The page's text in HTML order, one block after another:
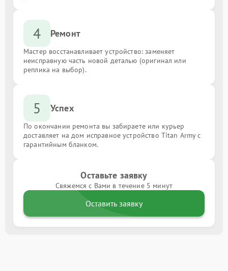
4 Ремонт
Мастер восстанавливает устройство: заменяет
неисправную часть новой деталью (оригинал или
реплика на выбор).
5 Успех
По окончании ремонта вы забираете или курьер
доставляет на дом исправное устройство Titan Army с
гарантийным бланком.
Оставьте заявку
Свяжемся с Вами в течение 5 минут
Оставить заявку